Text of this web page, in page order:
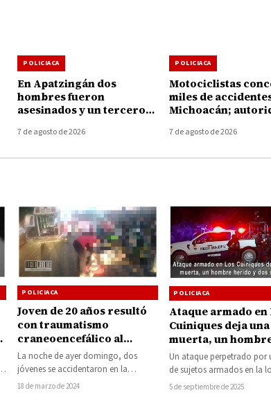
POLICIACA
En Apatzingán dos
hombres fueron
asesinados y un tercero
durante la agresión
7 de agosto de 2026
POLICIACA
Motociclistas
miles de
Michoacán;
prevención
7 de agosto de 2026
POLICIACA
Joven de 20 años resultó
con traumatismo
craneoencefálico al
accidentarse en
motocicleta en la
carretera Zitácuaro-
La noche de ayer domingo, dos
jóvenes se accidentaron en la
motocicleta en que viajaban en la
18 de marzo de 2024
POLICIACA
Ataque armado en
Cuiniques deja
muerta, un
herido y dos
secuestrados
Un ataque perpetrado por
de sujetos armados en la
de Los Cuiniques, en el
5 de septiembre de 2025